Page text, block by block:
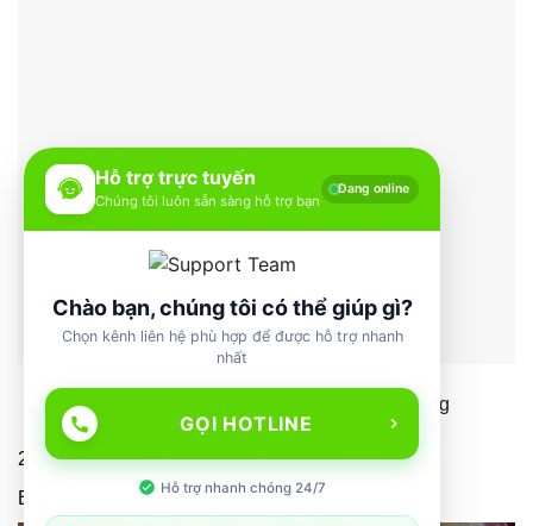
Nguyên liệu làm bánh mochi kem sầu riêng
2 Cách làm bánh mochi kem sầu riêng
Bước 1 Làm nhân bánh
Hỗ trợ trực tuyến
Chúng tôi luôn sẵn sàng hỗ trợ bạn
Đang online
Chào bạn, chúng tôi có thể giúp gì?
Chọn kênh liên hệ phù hợp để được hỗ trợ nhanh
nhất
GỌI HOTLINE
Hỗ trợ nhanh chóng 24/7